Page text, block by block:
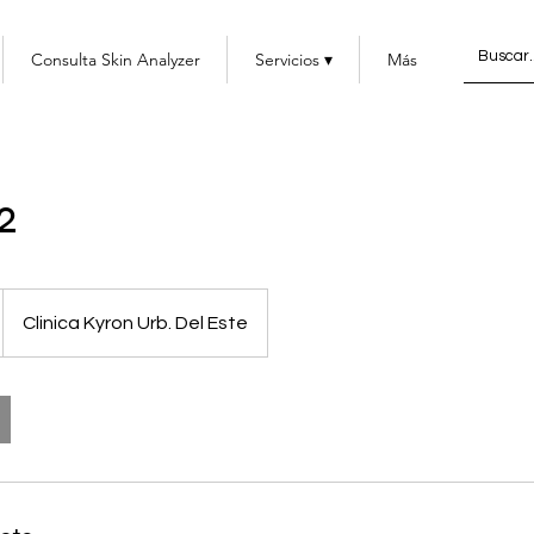
Consulta Skin Analyzer Servicios ▾ Más
Clinica Kyron Urb. Del Este